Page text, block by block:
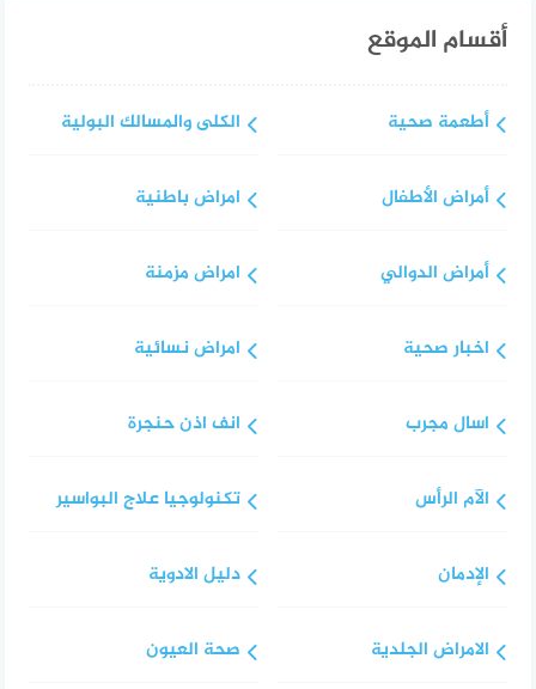
أقسام الموقع
أطعمة صحية
أمراض الأطفال
أمراض الدوالي
اخبار صحية
اسال مجرب
الآم الرأس
الإدمان
الامراض الجلدية
الكلى والمسالك البولية
امراض باطنية
امراض مزمنة
امراض نسائية
انف اذن حنجرة
تكنولوجيا علاج البواسير
دليل الادوية
صحة العيون